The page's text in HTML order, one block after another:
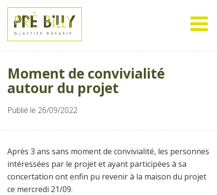
Moment de convivialité
autour du projet
Publié le 26/09/2022
Après 3 ans sans moment de convivialité, les personnes
intéressées par le projet et ayant participées à sa
concertation ont enfin pu revenir à la maison du projet
ce mercredi 21/09.